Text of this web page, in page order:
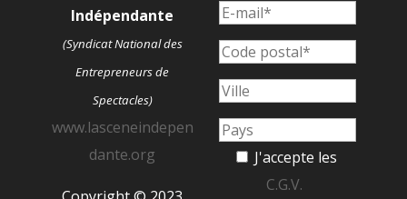
Indépendante
(Syndicat National des
Entrepreneurs de
Spectacles)
www.lasceneindepen
dante.org
J'accepte les
C.G.V.